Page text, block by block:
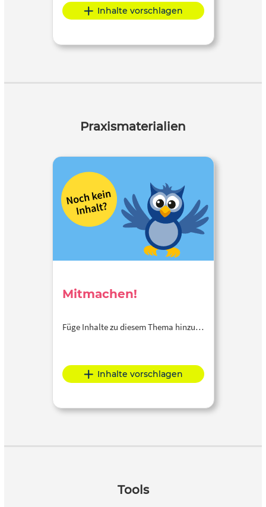
Inhalte vorschlagen
Praxismaterialien
Mitmachen!
Füge Inhalte zu diesem Thema hinzu…
Inhalte vorschlagen
Tools